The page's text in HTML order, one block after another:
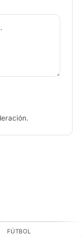
-20%
FÚTBOL